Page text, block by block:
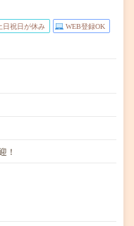
日祝日が休み WEB登録OK
！